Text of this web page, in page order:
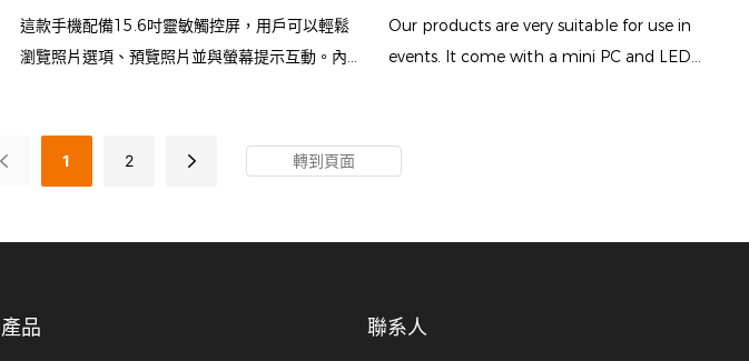
這款手機配備15.6吋靈敏觸控屏，用戶可以輕鬆
瀏覽照片選項、預覽照片並與螢幕提示互動。內建
和使用者體驗。
Our products are very suitable for use in
events. It come with a mini PC and LED
them on social media. Customer can use
their own camera or choose our webcam,
customer to choose: first one is self-
DSLRBOOTH. Many customers will buy our
1 2
產品 聯系人